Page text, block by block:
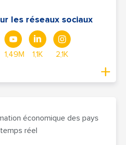
les réseaux sociaux
1,49M 1,1K 2,1K
économique des pays
réel